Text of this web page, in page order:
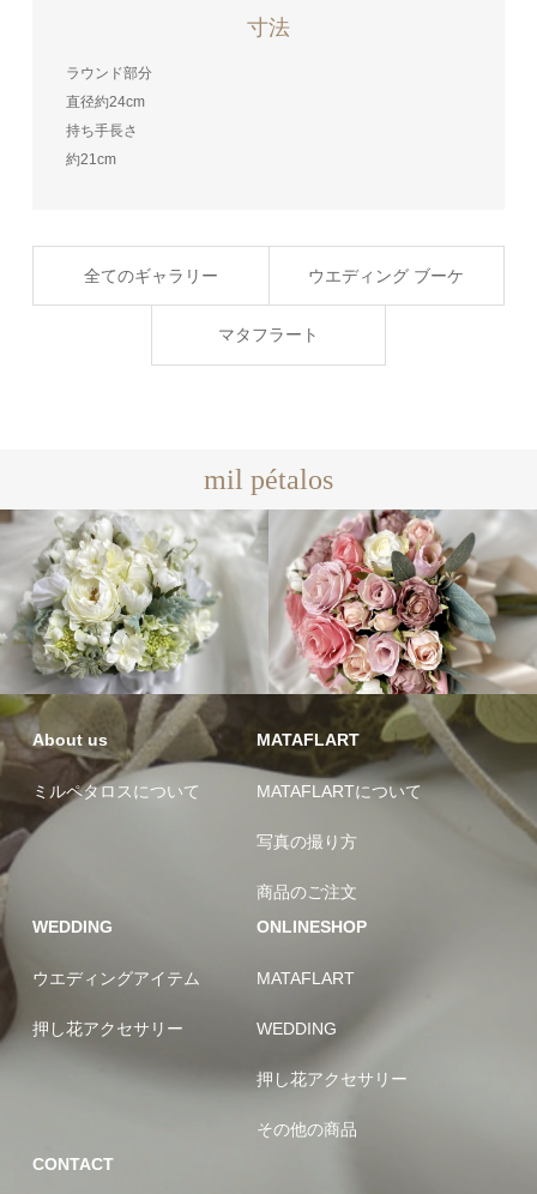
寸法
ラウンド部分
直径約24cm
持ち手長さ
約21cm
全てのギャラリー ウエディング ブーケ
マタフラート
mil pétalos
About us
ミルペタロスについて
MATAFLART
MATAFLARTについて
写真の撮り方
商品のご注文
WEDDING
ウエディングアイテム
押し花アクセサリー
ONLINESHOP
MATAFLART
WEDDING
押し花アクセサリー
その他の商品
CONTACT